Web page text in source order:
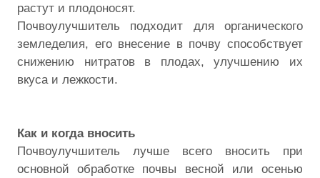
растут и плодоносят.
Почвоулучшитель подходит для органического
земледелия, его внесение в почву способствует
снижению нитратов в плодах, улучшению их
вкуса и лежкости.
Как и когда вносить
Почвоулучшитель лучше всего вносить при
основной обработке почвы весной или осенью